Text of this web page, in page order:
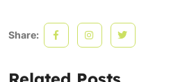
Share: